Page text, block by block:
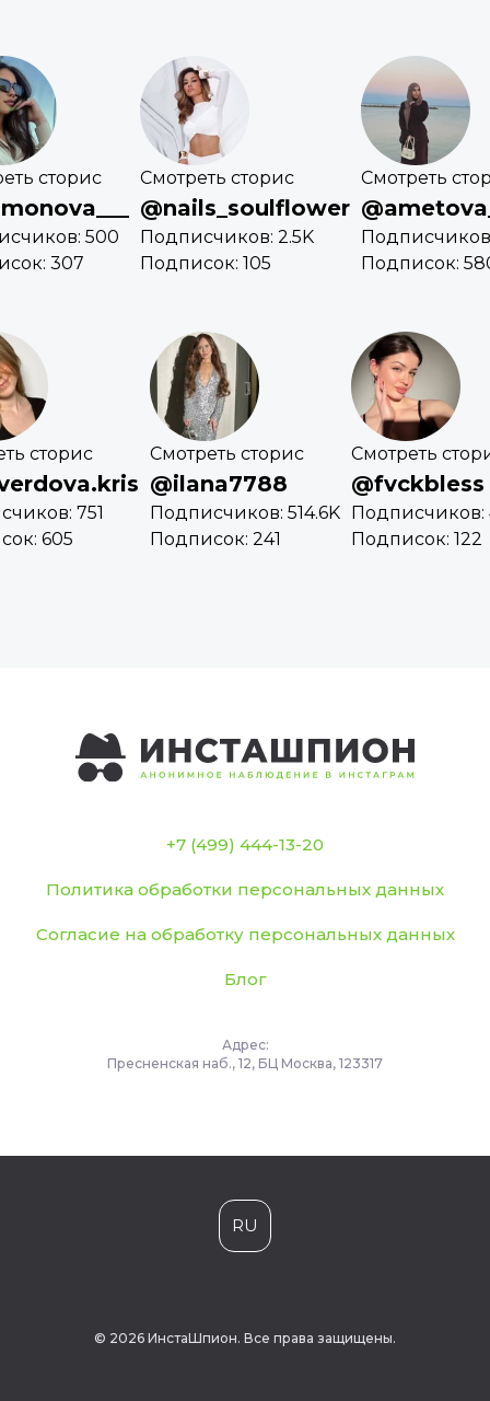
сторис
500
307
Смотреть сторис
@nails_soulflower
Подписчиков: 2.5K
Подписок: 105
Смотреть
Подписок:
сторис
751
605
Смотреть сторис
@ilana7788
Подписчиков: 514.6K
Подписок: 241
Смотреть
@fvckbless
Подписчиков:
Подписок: 122
+7 (499) 444-13-20
Политика обработки персональных данных
Согласие на обработку персональных данных
Блог
Адрес:
Пресненская наб., 12, БЦ Москва, 123317
RU
© 2026 ИнстаШпион. Все права защищены.